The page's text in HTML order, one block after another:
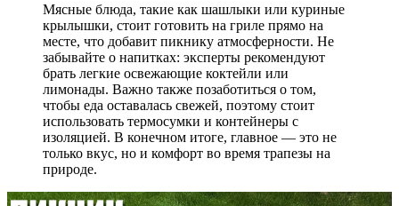
Мясные блюда, такие как шашлыки или куриные
крылышки, стоит готовить на гриле прямо на
месте, что добавит пикнику атмосферности. Не
забывайте о напитках: эксперты рекомендуют
брать легкие освежающие коктейли или
лимонады. Важно также позаботиться о том,
чтобы еда оставалась свежей, поэтому стоит
использовать термосумки и контейнеры с
изоляцией. В конечном итоге, главное — это не
только вкус, но и комфорт во время трапезы на
природе.